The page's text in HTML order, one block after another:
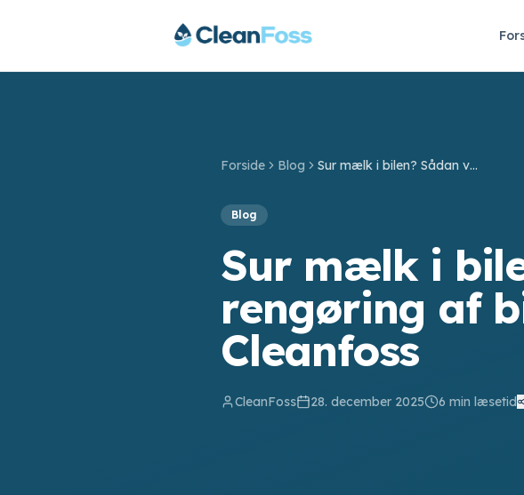
Forside Blog Sur mælk i bilen? Sådan virker rengøring af bilsæder | Cleanfoss
Blog
Sur mælk i
rengøring af
Cleanfoss
CleanFoss 28. december 2025 6 min læsetid